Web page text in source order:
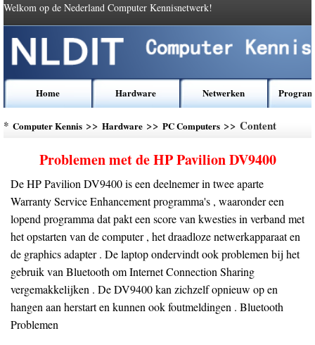
Welkom op de Nederland Computer Kennisnetwerk!
Home Hardware Netwerken
* Computer Kennis >> Hardware >> PC Computers >> Content
Problemen met de HP Pavilion DV9400
De HP Pavilion DV9400 is een deelnemer in twee aparte
Warranty Service Enhancement programma's , waaronder een
lopend programma dat pakt een score van kwesties in verband met
het opstarten van de computer , het draadloze netwerkapparaat en
de graphics adapter . De laptop ondervindt ook problemen bij het
gebruik van Bluetooth om Internet Connection Sharing
vergemakkelijken . De DV9400 kan zichzelf opnieuw op en
hangen aan herstart en kunnen ook foutmeldingen . Bluetooth
Problemen